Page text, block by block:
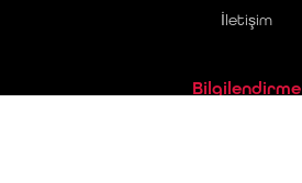
İletişim
Bilgilendirme